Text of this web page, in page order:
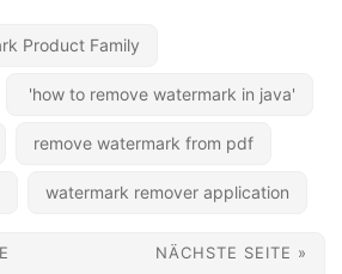
Product Family
'how to remove watermark in java'
remove watermark from pdf
watermark remover application
NÄCHSTE SEITE »